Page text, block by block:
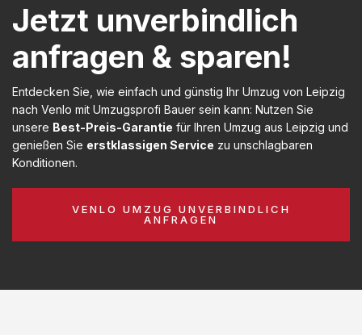
Jetzt unverbindlich
anfragen & sparen!
Entdecken Sie, wie einfach und günstig Ihr Umzug von Leipzig
nach Venlo mit Umzugsprofi Bauer sein kann: Nutzen Sie
unsere Best-Preis-Garantie für Ihren Umzug aus Leipzig und
genießen Sie erstklassigen Service zu unschlagbaren
Konditionen.
VENLO UMZUG UNVERBINDLICH
ANFRAGEN